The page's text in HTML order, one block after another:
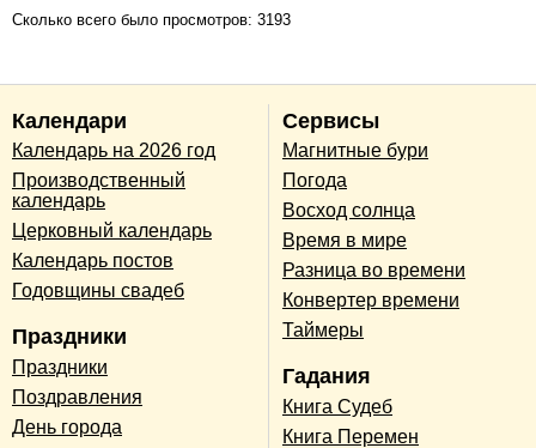
Сколько всего было просмотров: 3193
Календари
Календарь на 2026 год
Производственный
календарь
Церковный календарь
Календарь постов
Годовщины свадеб
Праздники
Праздники
Поздравления
День города
Сервисы
Магнитные бури
Погода
Восход солнца
Время в мире
Разница во времени
Конвертер времени
Таймеры
Гадания
Книга Судеб
Книга Перемен